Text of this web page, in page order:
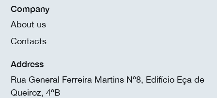
Company
About us
Contacts
Address
Rua General Ferreira Martins Nº8, Edifício Eça de
Queiroz, 4ºB